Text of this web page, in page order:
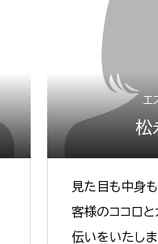
エ
松
見た目も中身
客様のココロと
伝いをいたしま